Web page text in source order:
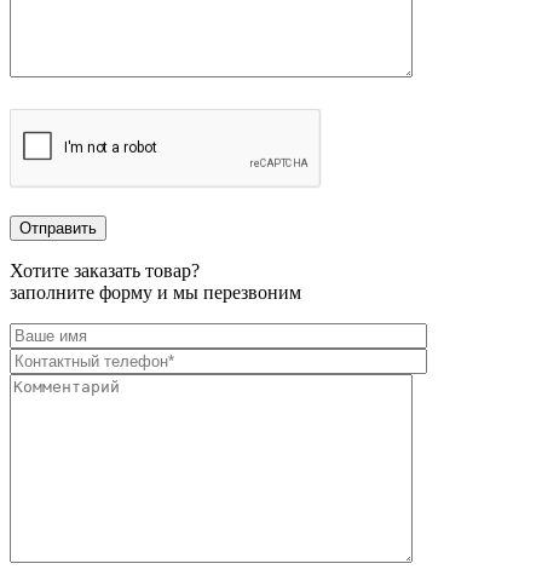
Хотите заказать товар?
заполните форму и мы перезвоним